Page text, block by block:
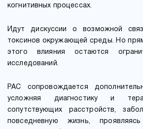
когнитивных процессах.
Идут дискуссии о возможной
токсинов окружающей среды. Но
этого влияния остаются
исследований.
РАС сопровождается
усложняя диагностику и
сопутствующих расстройств,
повседневную жизнь,